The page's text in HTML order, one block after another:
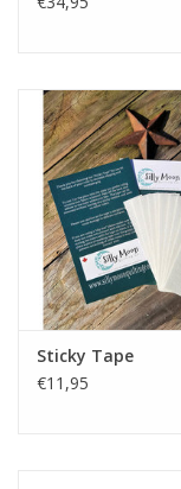
Sticky Tape
€11,95